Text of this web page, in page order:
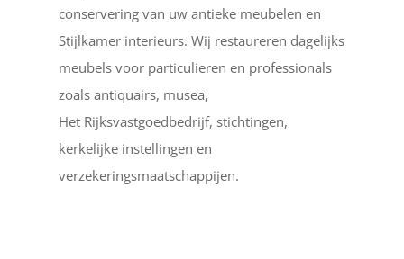
conservering van uw antieke meubelen en
Stijlkamer interieurs. Wij restaureren dagelijks
meubels voor particulieren en professionals
zoals antiquairs, musea,
Het Rijksvastgoedbedrijf, stichtingen,
kerkelijke instellingen en
verzekeringsmaatschappijen.